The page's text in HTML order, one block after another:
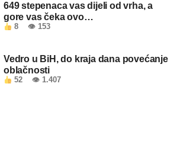
649 stepenaca vas dijeli od vrha, a
gore vas čeka ovo…
8 👁 153
Vedro u BiH, do kraja dana povećanje
oblačnosti
52 👁 1.407